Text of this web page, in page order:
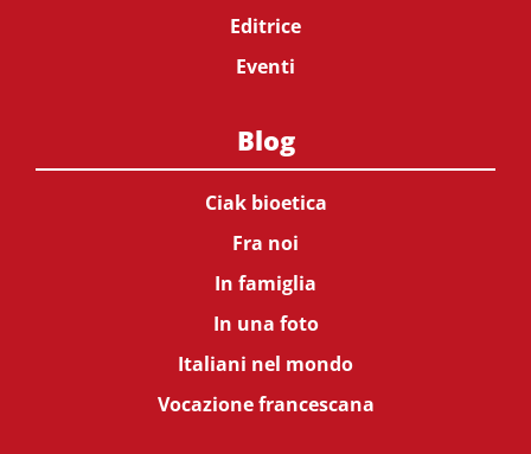
Editrice
Eventi
Blog
Ciak bioetica
Fra noi
In famiglia
In una foto
Italiani nel mondo
Vocazione francescana